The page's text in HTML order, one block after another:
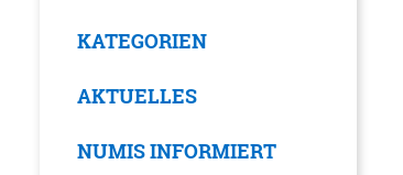
KATEGORIEN
AKTUELLES
NUMIS INFORMIERT